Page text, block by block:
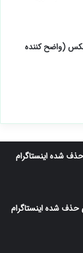
عکس (واضح کننده
شده اینستاگرام
حذف شده اینستاگرام